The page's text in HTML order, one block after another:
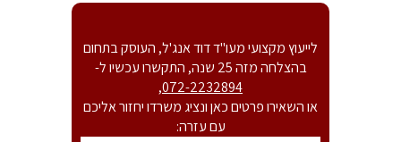
לייעוץ מקצועי מעו"ד דוד אנג'ל, העוסק בתחום
בהצלחה מזה 25 שנה, התקשרו עכשיו ל-
072-2232894
,
או השאירו פרטים כאן ונציג משרדו יחזור אליכם
עם עזרה: